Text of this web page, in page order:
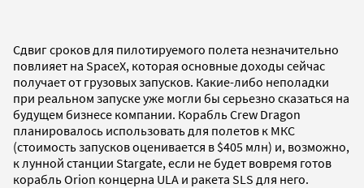
Сдвиг сроков для пилотируемого полета незначительно
повлияет на SpaceX, которая основные доходы сейчас
получает от грузовых запусков. Какие-либо неполадки
при реальном запуске уже могли бы серьезно сказаться на
будущем бизнесе компании. Корабль Crew Dragon
планировалось использовать для полетов к МКС
(стоимость запусков оценивается в $405 млн) и, возможно,
к лунной станции Stargate, если не будет вовремя готов
корабль Orion концерна ULA и ракета SLS для него.